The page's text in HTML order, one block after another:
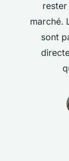
marché.
sont